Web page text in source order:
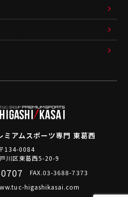
ミアムスポーツ専門 東葛西
134-0084
川区東葛西5-20-9
FAX.03-3688-7373
higashikasai.com